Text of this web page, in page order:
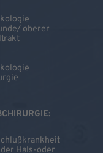
oberer
Hals-oder